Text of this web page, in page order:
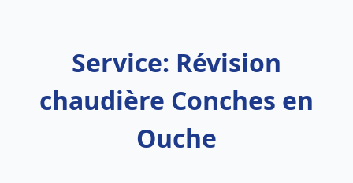
Service: Révision
chaudière Conches en
Ouche